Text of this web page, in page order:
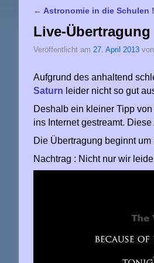
Artikelnavigation
← Astronomie in die Schulen !
Live-
Veröffentlicht am 27. April 2013 von
Aufgrund des anhaltend
Saturn leider nicht so gut
Deshalb ein kleiner Tipp
ins Internet gestreamt.
Die Übertragung beginnt
Nachtrag : Nicht nur wir